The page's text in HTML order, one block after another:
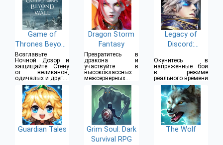
Game of
Thrones Beyond
the Wall
Возглавьте
Ночной Дозор и
защищайте Стену
от великанов,
одичалых и других
врагов
Dragon Storm
Fantasy
Превратитесь в
дракона и
участвуйте в
высококлассных
межсерверных
битвах
Legacy of
Discord:
Крылья
Окунитесь в
напряженные бои
в режиме
реального времени
Guardian Tales
Grim Soul: Dark
Survival RPG
The Wolf